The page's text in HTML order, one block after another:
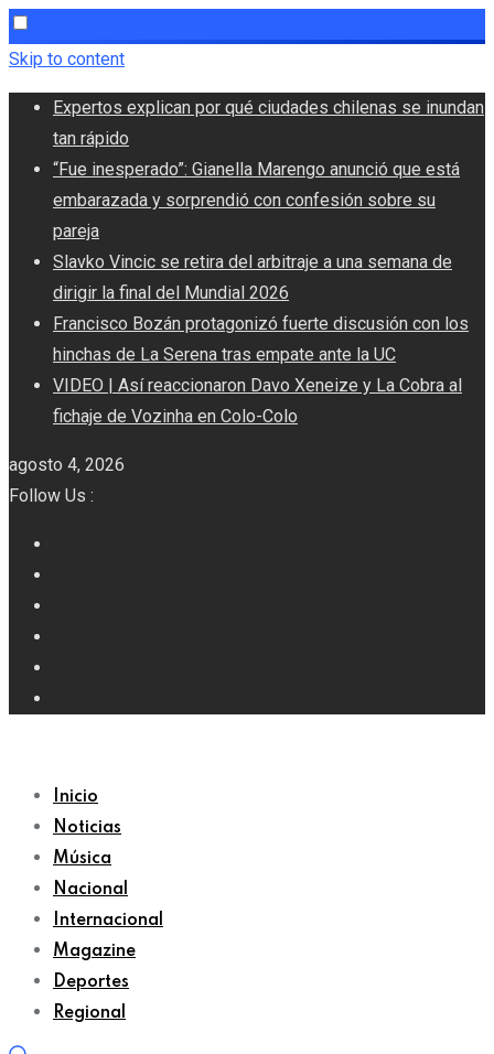
Skip to content
Expertos explican por qué ciudades chilenas se inundan
tan rápido
“Fue inesperado”: Gianella Marengo anunció que está
embarazada y sorprendió con confesión sobre su
pareja
Slavko Vincic se retira del arbitraje a una semana de
dirigir la final del Mundial 2026
Francisco Bozán protagonizó fuerte discusión con los
hinchas de La Serena tras empate ante la UC
VIDEO | Así reaccionaron Davo Xeneize y La Cobra al
fichaje de Vozinha en Colo-Colo
agosto 4, 2026
Follow Us :
Inicio
Noticias
Música
Nacional
Internacional
Magazine
Deportes
Regional